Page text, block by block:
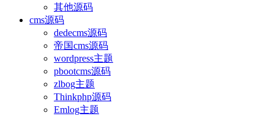
其他源码
cms源码
dedecms源码
帝国cms源码
wordpress主题
pbootcms源码
zlbog主题
Thinkphp源码
Emlog主题